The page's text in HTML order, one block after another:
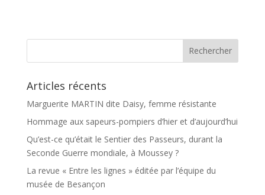
o e
Articles récents
Marguerite MARTIN dite Daisy, femme résistante
Hommage aux sapeurs-pompiers d’hier et d’aujourd’hui
Qu’est-ce qu’était le Sentier des Passeurs, durant la
Seconde Guerre mondiale, à Moussey ?
La revue « Entre les lignes » éditée par l’équipe du
musée de Besançon